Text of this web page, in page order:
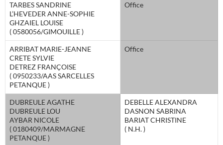
TARBES SANDRINE
L’HEVEDER ANNE-SOPHIE
GHZAIEL LOUISE
( 0580056/GIMOUILLE )
Office
ARRIBAT MARIE-JEANNE
CRETE SYLVIE
DETREZ FRANÇOISE
( 0950233/AAS SARCELLES
PETANQUE )
Office
DUBREULE AGATHE
DUBREULE LOU
AYBAR NICOLE
( 0180409/MARMAGNE
PETANQUE )
DEBELLE ALEXANDRA
DASNON SABRINA
BARIAT CHRISTINE
( N.H. )